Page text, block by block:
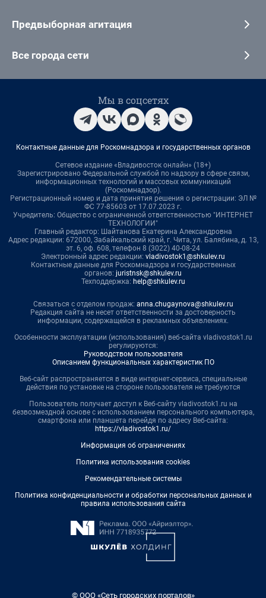
Предвыборная агитация
Все города сети
Мы в соцсетях
Контактные данные для Роскомнадзора и государственных органов
Сетевое издание «Владивосток онлайн» (18+)
Зарегистрировано Федеральной службой по надзору в сфере связи,
информационных технологий и массовых коммуникаций
(Роскомнадзор).
Регистрационный номер и дата принятия решения о регистрации: ЭЛ №
ФС 77-85603 от 17.07.2023 г.
Учредитель: Общество с ограниченной ответственностью "ИНТЕРНЕТ
ТЕХНОЛОГИИ"
Главный редактор: Шайтанова Екатерина Александровна
Адрес редакции: 672000, Забайкальский край, г. Чита, ул. Балябина, д. 13,
эт. 6, оф. 608, телефон 8 (3022) 40-08-24
Электронный адрес редакции: vladivostok1@shkulev.ru
Контактные данные для Роскомнадзора и государственных
органов: juristnsk@shkulev.ru
Техподдержка: help@shkulev.ru
Связаться с отделом продаж: anna.chugaynova@shkulev.ru
Редакция сайта не несет ответственности за достоверность
информации, содержащейся в рекламных объявлениях.
Особенности эксплуатации (использования) веб-сайта vladivostok1.ru
регулируются:
Руководством пользователя
Описанием функциональных характеристик ПО
Веб-сайт распространяется в виде интернет-сервиса, специальные
действия по установке на стороне пользователя не требуются
Пользователь получает доступ к Веб-сайту vladivostok1.ru на
безвозмездной основе с использованием персонального компьютера,
смартфона или планшета перейдя по адресу Веб-сайта:
https://vladivostok1.ru/
Информация об ограничениях
Политика использования cookies
Рекомендательные системы
Политика конфиденциальности и обработки персональных данных и
правила использования сайта
© ООО «Сеть городских порталов»